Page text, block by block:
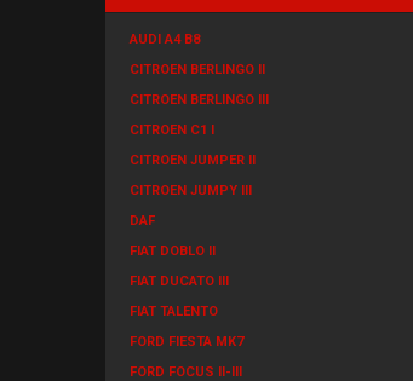
AUDI A4 B8
CITROEN BERLINGO II
CITROEN BERLINGO III
CITROEN C1 I
CITROEN JUMPER II
CITROEN JUMPY III
DAF
FIAT DOBLO II
FIAT DUCATO III
FIAT TALENTO
FORD FIESTA MK7
FORD FOCUS II-III